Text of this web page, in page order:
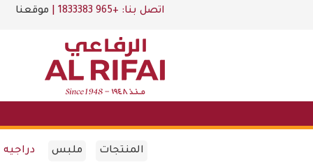
اتصل بنا: +965 1833383 موقعنا
المنتجات ملبس دراجيه